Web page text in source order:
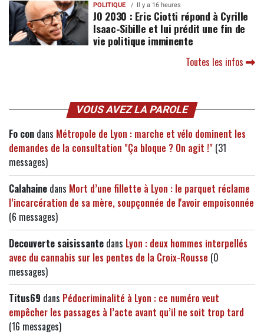
POLITIQUE Il y a 16 heures
JO 2030 : Eric Ciotti répond à Cyrille
Isaac-Sibille et lui prédit une fin de
vie politique imminente
Toutes les infos
VOUS AVEZ LA PAROLE
Fo con dans Métropole de Lyon : marche et vélo dominent les
demandes de la consultation "Ça bloque ? On agit !" (31
messages)
Calahaine dans Mort d’une fillette à Lyon : le parquet réclame
l’incarcération de sa mère, soupçonnée de l'avoir empoisonnée
(6 messages)
Decouverte saisissante dans Lyon : deux hommes interpellés
avec du cannabis sur les pentes de la Croix-Rousse (0
messages)
Titus69 dans Pédocriminalité à Lyon : ce numéro veut
empêcher les passages à l’acte avant qu’il ne soit trop tard
(16 messages)